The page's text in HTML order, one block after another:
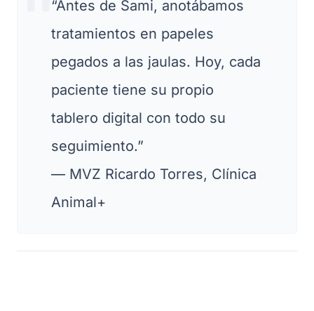
“Antes de Sami, anotábamos
tratamientos en papeles
pegados a las jaulas. Hoy, cada
paciente tiene su propio
tablero digital con todo su
seguimiento.”
— MVZ Ricardo Torres, Clínica
Animal+